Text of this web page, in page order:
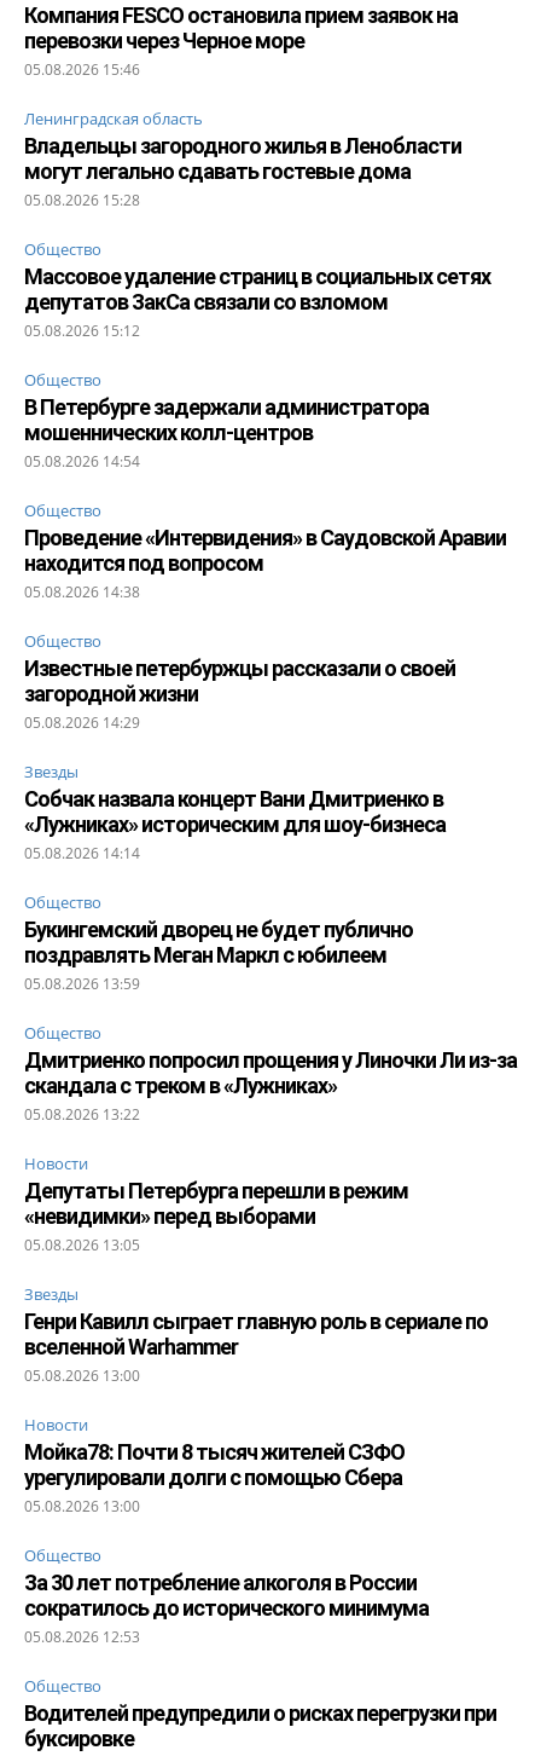
Компания FESCO остановила прием заявок на
перевозки через Черное море
05.08.2026 15:46
Ленинградская область
Владельцы загородного жилья в Ленобласти
могут легально сдавать гостевые дома
05.08.2026 15:28
Общество
Массовое удаление страниц в социальных сетях
депутатов ЗакСа связали со взломом
05.08.2026 15:12
Общество
В Петербурге задержали администратора
мошеннических колл-центров
05.08.2026 14:54
Общество
Проведение «Интервидения» в Саудовской Аравии
находится под вопросом
05.08.2026 14:38
Общество
Известные петербуржцы рассказали о своей
загородной жизни
05.08.2026 14:29
Звезды
Собчак назвала концерт Вани Дмитриенко в
«Лужниках» историческим для шоу-бизнеса
05.08.2026 14:14
Общество
Букингемский дворец не будет публично
поздравлять Меган Маркл с юбилеем
05.08.2026 13:59
Общество
Дмитриенко попросил прощения у Линочки Ли из-за
скандала с треком в «Лужниках»
05.08.2026 13:22
Новости
Депутаты Петербурга перешли в режим
«невидимки» перед выборами
05.08.2026 13:05
Звезды
Генри Кавилл сыграет главную роль в сериале по
вселенной Warhammer
05.08.2026 13:00
Новости
Мойка78: Почти 8 тысяч жителей СЗФО
урегулировали долги с помощью Сбера
05.08.2026 13:00
Общество
За 30 лет потребление алкоголя в России
сократилось до исторического минимума
05.08.2026 12:53
Общество
Водителей предупредили о рисках перегрузки при
буксировке